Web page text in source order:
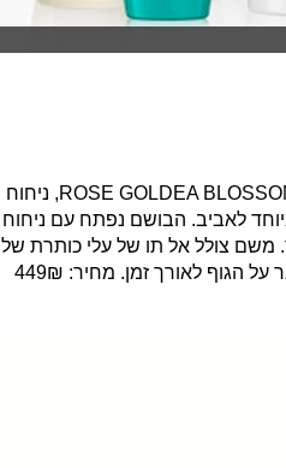
מותג הבישום BVLGARI משיק ניחוח חדש - ROSE GOLDEA BLOSSOM DELIGHT, ניחוח
לאביב. הבושם נפתח עם ניחוח
משם צולל אל תו של עלי כותרת של
סוגים שונים של שושנים. הניחוח מתקתק ועם נוכחות ונשאר על הגוף לאורך זמן. מחיר: 449₪